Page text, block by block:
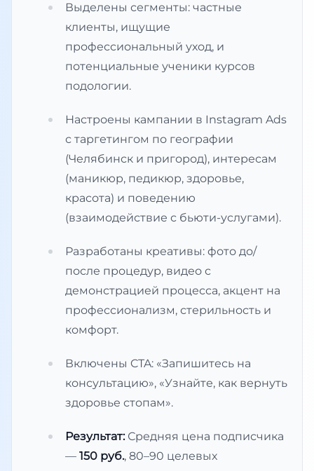
Выделены сегменты: частные
клиенты, ищущие
профессиональный уход, и
потенциальные ученики курсов
подологии.
Настроены кампании в Instagram Ads
с таргетингом по географии
(Челябинск и пригород), интересам
(маникюр, педикюр, здоровье,
красота) и поведению
(взаимодействие с бьюти-услугами).
Разработаны креативы: фото до/
после процедур, видео с
демонстрацией процесса, акцент на
профессионализм, стерильность и
комфорт.
Включены CTA: «Запишитесь на
консультацию», «Узнайте, как вернуть
здоровье стопам».
Результат:Средняя цена подписчика
— 150 руб., 80–90 целевых